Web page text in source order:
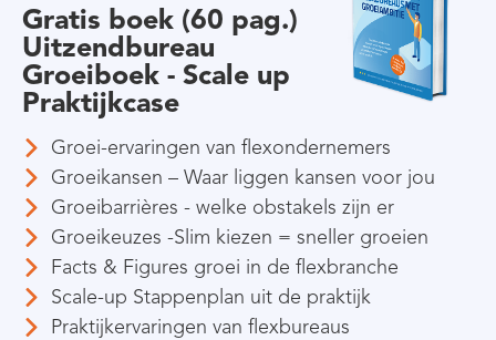
Gratis boek (60 pag.)
Uitzendbureau
Groeiboek - Scale up
Praktijkcase
Groei-ervaringen van flexondernemers
Groeikansen – Waar liggen kansen voor jou
Groeibarrières - welke obstakels zijn er
Groeikeuzes -Slim kiezen = sneller groeien
Facts & Figures groei in de flexbranche
Scale-up Stappenplan uit de praktijk
Praktijkervaringen van flexbureaus